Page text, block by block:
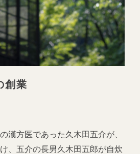
創業
漢方医であった久木田五介が、
、五介の長男久木田五郎が自炊